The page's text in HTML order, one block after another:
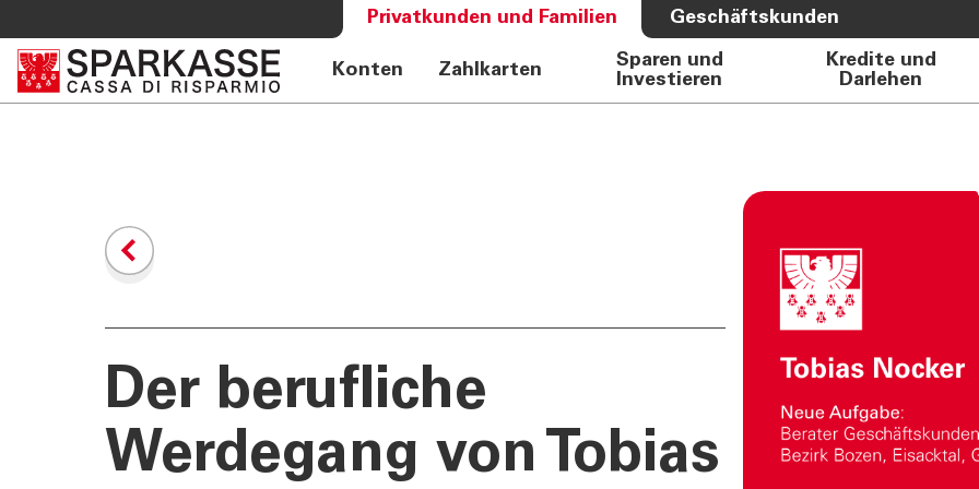
Privatkunden und Familien Geschäftskunden
Konten Zahlkarten
Sparen und
Investieren
Kredite und
Darlehen
Online Banking Privatkunden
Fernberatung Meet
Mobile Payments
Jugend - Spark
Governance
Investor Relations
Aktionäre
Internal Dealing
Der berufliche
Werdegang von Tobias